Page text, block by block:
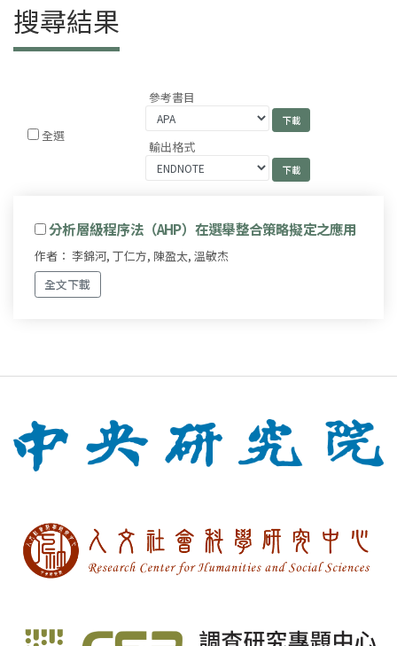
搜尋結果
全選
參考書目
輸出格式
分析層級程序法（AHP）在選舉整合策略擬定之應用
作者： 李錦河, 丁仁方, 陳盈太, 溫敏杰
全文下載